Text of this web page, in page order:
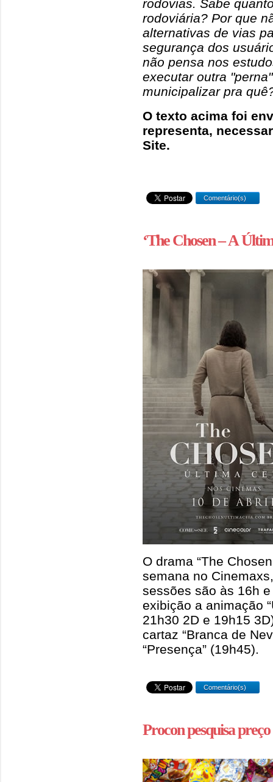
rodovias. Sabe
rodoviária? Por que
alternativas de vias
segurança dos
não pensa nos
executar outra
municipalizar pra
O texto acima foi
representa,
Site.
Comentário(s)
‘The Chosen – A
O drama “The
semana no
sessões são às 16h
exibição a animação
21h30 2D e 19h15
cartaz “Branca de
“Presença” (19h45).
Comentário(s)
Procon pesquisa